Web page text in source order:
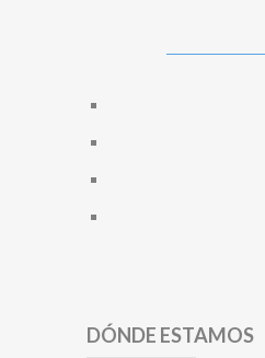
DÓNDE ESTAMOS